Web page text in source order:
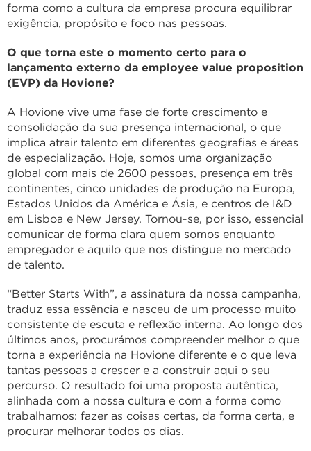
forma como a cultura da empresa procura equilibrar
exigência, propósito e foco nas pessoas.
O que torna este o momento certo para o
lançamento externo da employee value proposition
(EVP) da Hovione?
A Hovione vive uma fase de forte crescimento e
consolidação da sua presença internacional, o que
implica atrair talento em diferentes geografias e áreas
de especialização. Hoje, somos uma organização
global com mais de 2600 pessoas, presença em três
continentes, cinco unidades de produção na Europa,
Estados Unidos da América e Ásia, e centros de I&D
em Lisboa e New Jersey. Tornou-se, por isso, essencial
comunicar de forma clara quem somos enquanto
empregador e aquilo que nos distingue no mercado
de talento.
“Better Starts With”, a assinatura da nossa campanha,
traduz essa essência e nasceu de um processo muito
consistente de escuta e reflexão interna. Ao longo dos
últimos anos, procurámos compreender melhor o que
torna a experiência na Hovione diferente e o que leva
tantas pessoas a crescer e a construir aqui o seu
percurso. O resultado foi uma proposta autêntica,
alinhada com a nossa cultura e com a forma como
trabalhamos: fazer as coisas certas, da forma certa, e
procurar melhorar todos os dias.